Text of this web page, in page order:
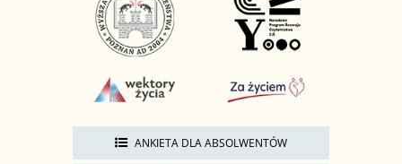
ANKIETA DLA ABSOLWENTÓW